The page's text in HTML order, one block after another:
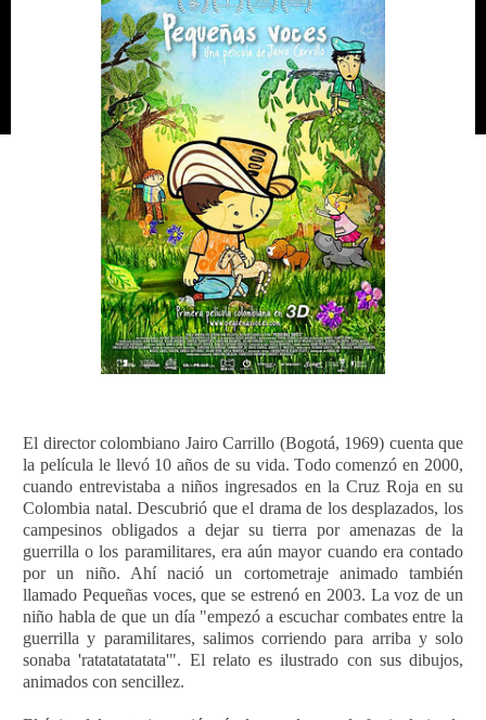
El director colombiano Jairo Carrillo (Bogotá, 1969) cuenta que
la película le llevó 10 años de su vida. Todo comenzó en 2000,
cuando entrevistaba a niños ingresados en la Cruz Roja en su
Colombia natal. Descubrió que el drama de los desplazados, los
campesinos obligados a dejar su tierra por amenazas de la
guerrilla o los paramilitares, era aún mayor cuando era contado
por un niño. Ahí nació un cortometraje animado también
llamado Pequeñas voces, que se estrenó en 2003. La voz de un
niño habla de que un día "empezó a escuchar combates entre la
guerrilla y paramilitares, salimos corriendo para arriba y solo
sonaba 'ratatatatatata'". El relato es ilustrado con sus dibujos,
animados con sencillez.